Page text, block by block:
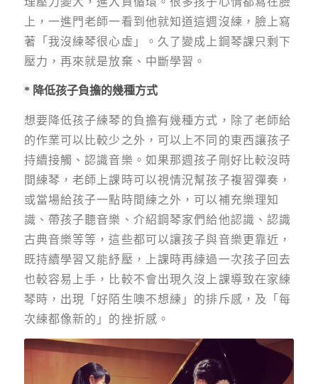
上，一進門老師一看到他就知道這週沒練，臉上寫
著「我沒練琴很心虛」。久了變成上鋼琴課只剩下
壓力，再來就是放棄、中斷學習。
* 降低孩子負擔的幾種方式
想要降低孩子練琴的負擔有幾種方式，除了老師給
的作業可以比較少之外，可以上不同的東西讓孩子
持續接觸、認識音樂。如果那週孩子剛好比較沒時
間練琴，老師上課時可以視情況幫孩子複習彈奏，
或當場給孩子一點時間練之外，可以補充樂理知
識、帶孩子聽音樂、介紹鋼琴家們給他認識、認識
古典音樂等等，這些都可以讓孩子與音樂更靠近，
既持續學習又能紓壓，上課時再練過一次孩子回去
也較容易上手，比較不會出現久沒上課導致在家練
琴時，出現「好陌生噢不想練」的排斥感，及「每
次練都像新的」的挫折感。